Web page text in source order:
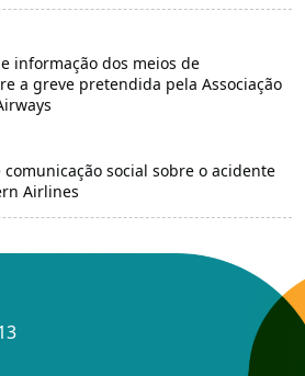
informação dos meios de
a greve pretendida pela Associação
comunicação social sobre o acidente
Airlines